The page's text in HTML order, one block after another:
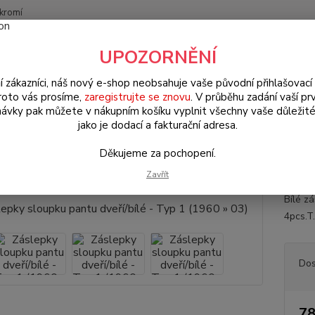
Hledat
Brouk Typ 1 (1938 » 03) Interiér (Interior) Doplňkové díly
sloupku pantu dveří/bílé -
Bílé
UPOZORNĚNÍ
zákazníci, náš nový e-shop neobsahuje vaše původní přihlašovací
vás prosíme, zaregistrujte se znovu. V průběhu zadání vaší
pak můžete v nákupním košíku vyplnit všechny vaše
jako je dodací a fakturační adresa.
Děkujeme za pochopení.
Zavřít